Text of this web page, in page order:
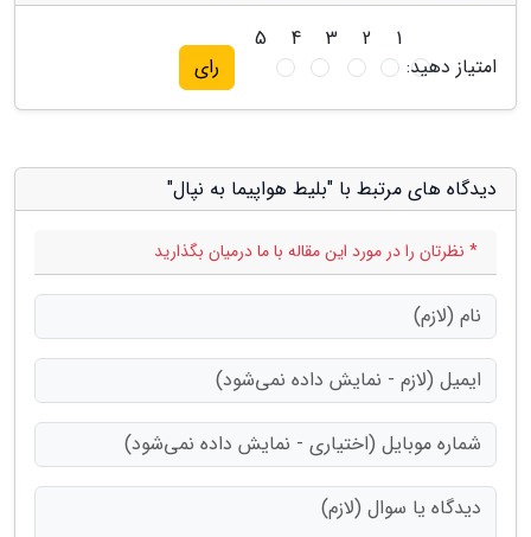
امتیاز دهید:
1
2
3
4
5
رای
دیدگاه های مرتبط با "بلیط هواپیما به نپال"
* نظرتان را در مورد این مقاله با ما درمیان بگذارید